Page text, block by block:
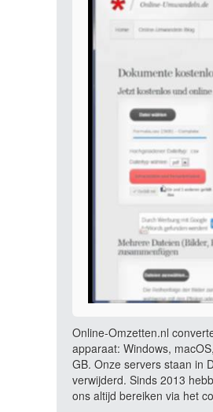
Online-Omzetten.nl
apparaat: Windows,
GB. Onze servers staan in
verwijderd. Sinds 2013
ons altijd bereiken via het